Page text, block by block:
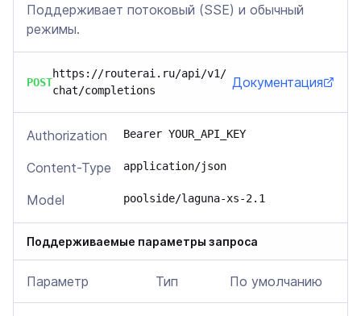
Поддерживает потоковый (SSE) и обычный
режимы.
POST
https://routerai.ru/api/v1/
chat/completions
Документация
Authorization Bearer YOUR_API_KEY
Content-Type application/json
Model poolside/laguna-xs-2.1
Поддерживаемые параметры запроса
Параметр Тип По умолчанию